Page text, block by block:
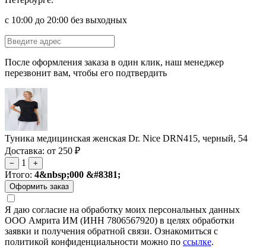
с 10:00 до 20:00 без выходных
После оформления заказа в один клик, наш менеджер
перезвонит вам, чтобы его подтвердить
Туника медицинская женская Dr. Nice DRN415, черный, 54
Доставка: от 250 ₽
− 1 +
Итого: 4&nbsp;000 &#8381;
Я даю согласие на обработку моих персональных данных
ООО Амрита ИМ (ИНН 7806567920) в целях обработки
заявки и получения обратной связи. Ознакомиться с
политикой конфиденциальности можно по ссылке.